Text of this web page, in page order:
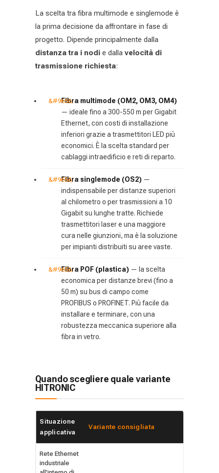
La scelta tra fibra multimode e singlemode è
la prima decisione da affrontare in fase di
progetto. Dipende principalmente dalla
distanza tra i nodie dalla velocità di
trasmissione richiesta:
Fibra multimode (OM2, OM3, OM4)
— ideale fino a 300-550 m per Gigabit
Ethernet, con costi di installazione
inferiori grazie a trasmettitori LED più
economici. È la scelta standard per
cablaggi intraedificio e reti di reparto.
Fibra singlemode (OS2) —
indispensabile per distanze superiori
al chilometro o per trasmissioni a 10
Gigabit su lunghe tratte. Richiede
trasmettitori laser e una maggiore
cura nelle giunzioni, ma è la soluzione
per impianti distribuiti su aree vaste.
Fibra POF (plastica) — la scelta
economica per distanze brevi (fino a
50 m) su bus di campo come
PROFIBUS o PROFINET. Più facile da
installare e terminare, con una
robustezza meccanica superiore alla
fibra in vetro.
Quando scegliere quale variante
HITRONIC
Situazione
applicativa
Variante consigliata
Rete Ethernet
industriale